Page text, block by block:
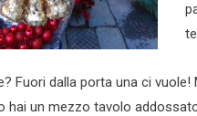
Fuori dalla porta una ci
hai un mezzo tavolo